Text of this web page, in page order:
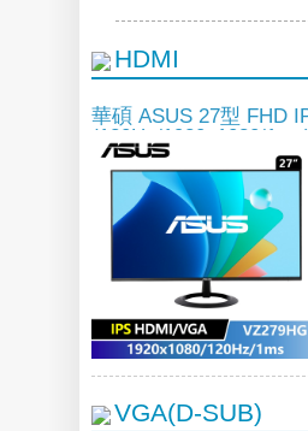
HDMI
華碩 ASUS 27型 FHD
(120Hz/1920x1080/1ms)
VGA(D-SUB)